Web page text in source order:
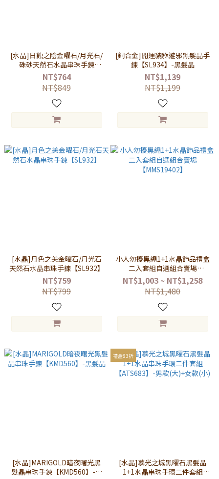
[水晶]日蝕之陰金曜石/月光石/
硃砂天然石水晶串珠手鍊
【SL933】-金曜石+黑檀木/月
光石+硃砂
NT$764
NT$849
[銅合金]開運貔貅避邪黑髮晶手
鍊【SL934】-黑髮晶
NT$1,139
NT$1,199
[水晶]月色之美金曜石/月光石
天然石水晶串珠手鍊【SL932】
NT$759
NT$799
小人勿擾黑繩1+1水晶飾品禮盒
二入套組自選組合賣場
【MMS19402】
NT$1,003 ~ NT$1,258
NT$1,480
[水晶]MARIGOLD暗夜曙光黑
髮晶串珠手鍊【KMD560】-黑
禮盒83折
[水晶]慕光之城黑曜石黑髮晶
1+1水晶串珠手環二件套組